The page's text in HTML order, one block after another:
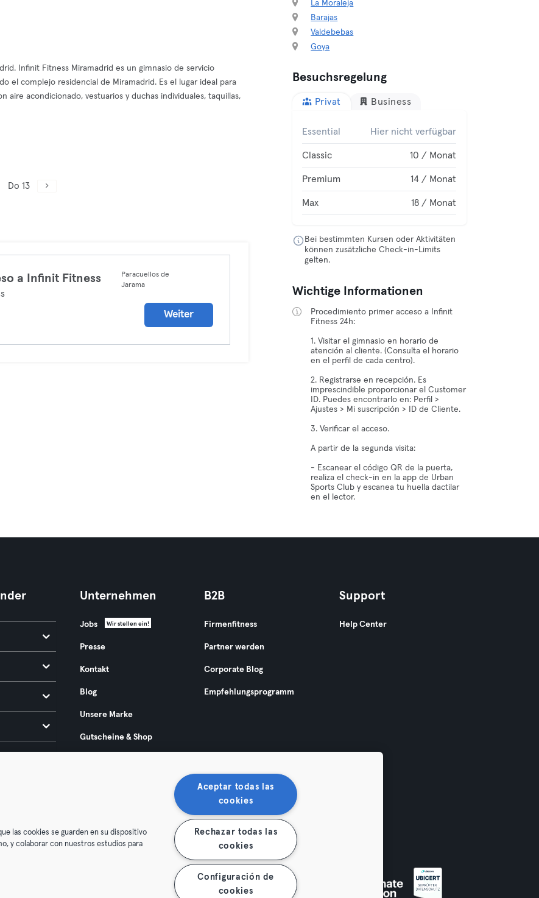
Infinit Fitness Miramadrid es un gimnasio de servicio
el complejo residencial de Miramadrid. Es el lugar ideal para
acondicionado, vestuarios y duchas individuales, taquillas,
Do 13
a Infinit Fitness
Paracuellos de
Jarama
Weiter
La Moraleja
Barajas
Valdebebas
Goya
Besuchsregelung
Privat Business
Essential Hier nicht verfügbar
Classic 10 / Monat
Premium 14 / Monat
Max 18 / Monat
Bei bestimmten Kursen oder Aktivitäten
können zusätzliche Check-in-Limits
gelten.
Wichtige Informationen
Procedimiento primer acceso a Infinit
Fitness 24h:
1. Visitar el gimnasio en horario de
atención al cliente. (Consulta el horario
en el perfil de cada centro).
2. Registrarse en recepción. Es
imprescindible proporcionar el Customer
ID. Puedes encontrarlo en: Perfil >
Ajustes > Mi suscripción > ID de Cliente.
3. Verificar el acceso.
A partir de la segunda visita:
- Escanear el código QR de la puerta,
realiza el check-in en la app de Urban
Sports Club y escanea tu huella dactilar
en el lector.
Unternehmen
Jobs Wir stellen ein!
Presse
Kontakt
Blog
Unsere Marke
Gutscheine & Shop
B2B
Firmenfitness
Partner werden
Corporate Blog
Empfehlungsprogramm
Support
Help Center
Vertrag hier kündigen Hier Verträge widerrufen
las cookies se guarden en su dispositivo
y colaborar con nuestros estudios para
Aceptar todas las
cookies
Rechazar todas las
cookies
Configuración de
cookies